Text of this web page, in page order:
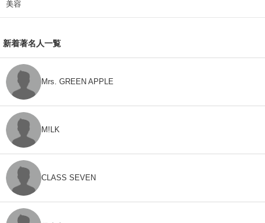
美容
新着著名人一覧
Mrs. GREEN APPLE
M!LK
CLASS SEVEN